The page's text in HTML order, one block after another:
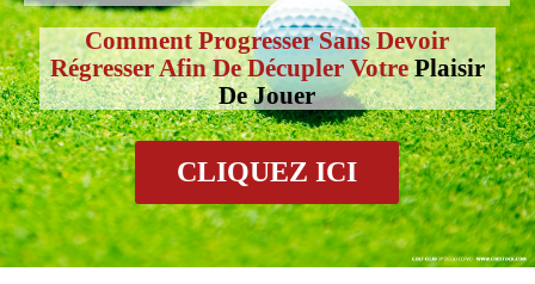
Comment Progresser Sans Devoir
Régresser Afin De Décupler VotrePlaisir
De Jouer
CLIQUEZ ICI